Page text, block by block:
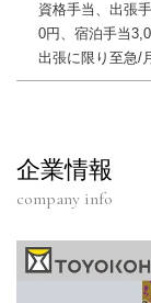
資格手当、出張
0円、宿泊手当
出張に限り至急/
企業情報
company info